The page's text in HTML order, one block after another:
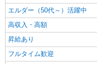
エルダー（50代～）活躍中
高収入・高額
昇給あり
フルタイム歓迎